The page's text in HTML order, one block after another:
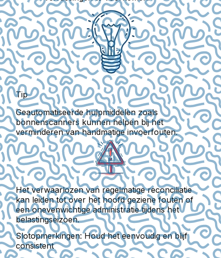
Tip
Geautomatiseerde hulpmiddelen zoals
bonnenscanners kunnen helpen bij het
verminderen van handmatige invoerfouten.
Het verwaarlozen van regelmatige reconciliatie
kan leiden tot over het hoofd geziene fouten of
een onevenwichtige administratie tijdens het
belastingseizoen.
Slotopmerkingen: Houd het eenvoudig en blijf
consistent